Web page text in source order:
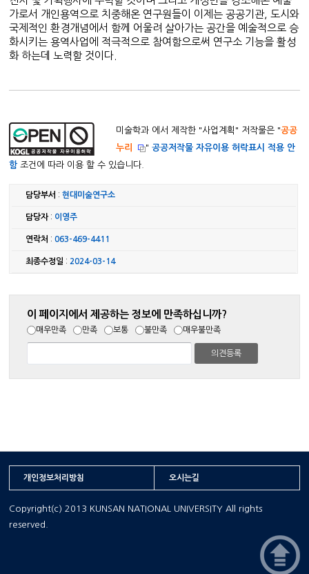
가로서 개인용역으로 치중해온 연구원들이 이제는 공공기관, 도시와
국제적인 환경개념에서 함께 어울려 살아가는 공간을 예술적으로 승
화시키는 용역사업에 적극적으로 참여함으로써 연구소 기능을 활성
화 하는데 노력할 것이다.
미술학과 에서 제작한 "사업계획 " 저작물은 "공공
누리
"공공저작물 자유이용 허락표시 적용 안
함조건에 따라 이용 할 수 있습니다.
담당부서 :현대미술연구소
담당자: 이영주
연락처 :063-469-4411
최종수정일 : 2024-03-14
이 페이지에서 제공하는 정보에 만족하십니까?
매우만족 만족 보통 불만족 매우불만족
개인정보처리방침 오시는길
Copyright(c) 2013 KUNSAN NATIONAL UNIVERSITY All rights
reserved.